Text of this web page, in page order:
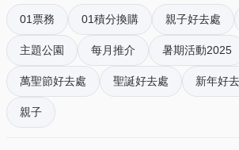
1日門票（第3級別）
成人（12 - 59歲） - $821（原價：
兒童（3 - 11 歲）／長者（60 歲以上
$620（原價：$639）
1日門票（第4級別）
01票務 01積分換購 親子好去處
主題公園 每月推介 暑期活動2025
萬聖節好去處 聖誕好去處 新年好
親子